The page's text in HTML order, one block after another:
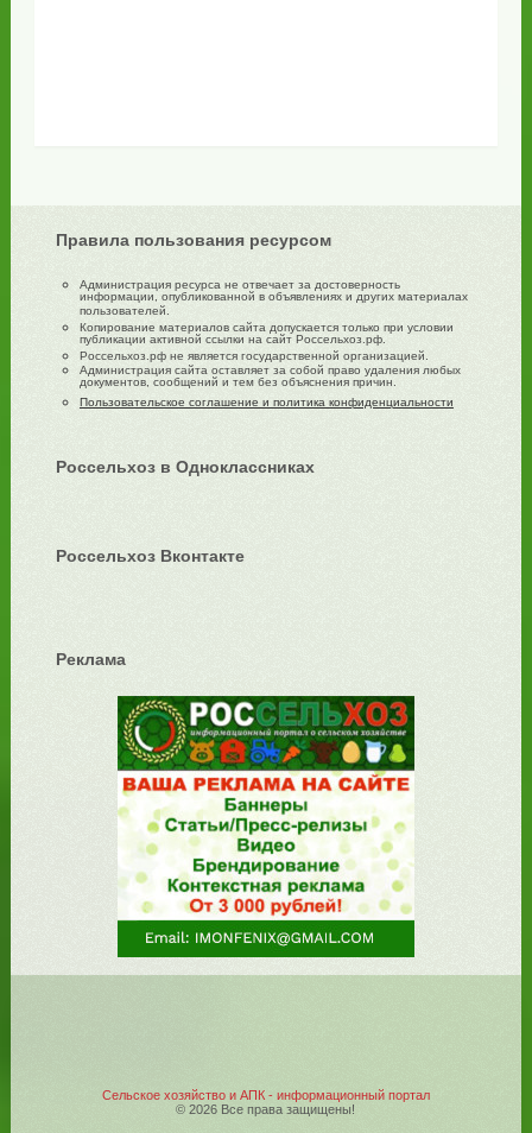
Правила пользования ресурсом
Администрация ресурса не отвечает за достоверность
информации, опубликованной в объявлениях и других материалах
пользователей.
Копирование материалов сайта допускается только при условии
публикации активной ссылки на сайт Россельхоз.рф.
Россельхоз.рф не является государственной организацией.
Администрация сайта оставляет за собой право удаления любых
документов, сообщений и тем без объяснения причин.
Пользовательское соглашение и политика конфиденциальности
Россельхоз в Одноклассниках
Россельхоз Вконтакте
Реклама
Сельское хозяйство и АПК - информационный портал
© 2026 Все права защищены!